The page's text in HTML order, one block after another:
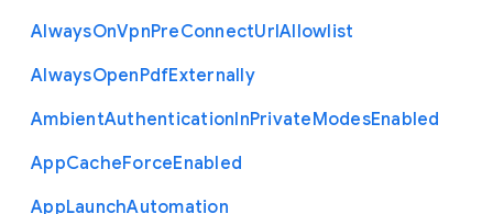
AlwaysOnVpnPreConnectUrlAllowlist
AlwaysOpenPdfExternally
AmbientAuthenticationInPrivateModesEnabled
AppCacheForceEnabled
AppLaunchAutomation